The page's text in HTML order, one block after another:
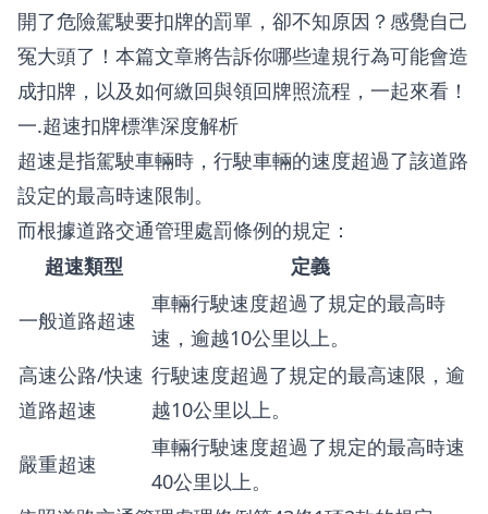
開了危險駕駛要扣牌的罰單，卻不知原因？感覺自己
冤大頭了！本篇文章將告訴你哪些違規行為可能會造
成扣牌，以及如何繳回與領回牌照流程，一起來看！
一.超速扣牌標準深度解析
超速是指駕駛車輛時，行駛車輛的速度超過了該道路
設定的最高時速限制。
而根據道路交通管理處罰條例的規定：
超速類型
定義
一般道路超速
車輛行駛速度超過了規定的最高時
速，逾越10公里以上。
高速公路/快速
道路超速
行駛速度超過了規定的最高速限，逾
越10公里以上。
嚴重超速
車輛行駛速度超過了規定的最高時速
40公里以上。